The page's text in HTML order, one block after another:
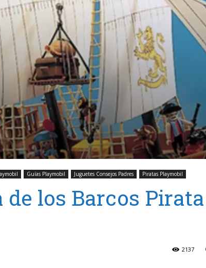
Guías Playmobil Juguetes Consejos Padres Piratas Playmobil
los Barcos Pirata
2137